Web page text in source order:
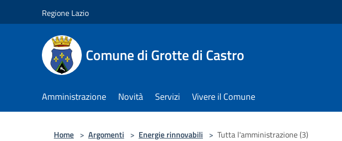
Regione Lazio
Comune di Grotte di Castro
Amministrazione Novità Servizi Vivere il Comune
Home > Argomenti > Energie rinnovabili > Tutta l'amministrazione (3)